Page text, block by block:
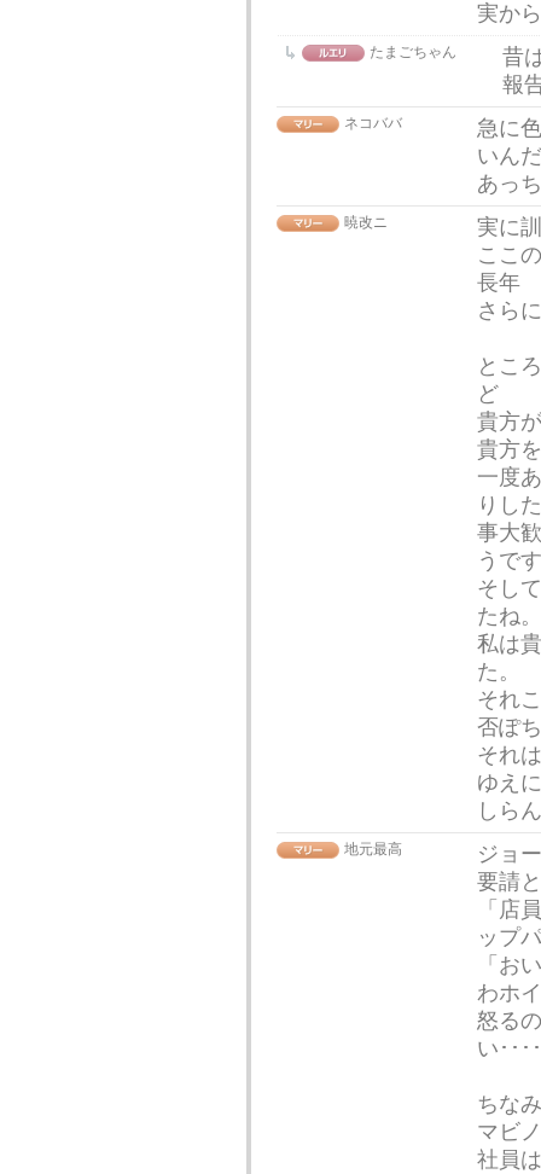
実か
たまごちゃん
昔
報
ネコババ
急に
いん
あっ
暁改ニ
実に
ここ
長年
さら
とこ
ど
貴方
貴方
一度
りし
事大
うで
そし
たね。
私は
た。
それ
否ぽ
それ
ゆえ
しら
地元最高
ジョ
要請
「店
ップ
「お
わホ
怒る
い･･･
ちな
マビ
社員